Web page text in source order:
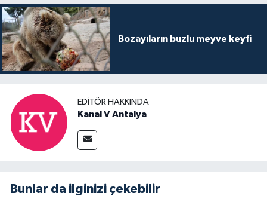
Bozayıların buzlu meyve keyfi
EDITÖR HAKKINDA
Kanal V Antalya
Bunlar da ilginizi çekebilir